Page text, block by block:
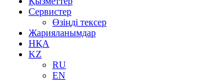
Сервистер
Өзіңді тексер
Жарияланымдар
НҚА
KZ
RU
EN